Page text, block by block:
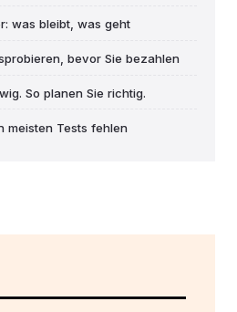
was bleibt, was geht
bevor Sie bezahlen
So planen Sie richtig.
meisten Tests fehlen